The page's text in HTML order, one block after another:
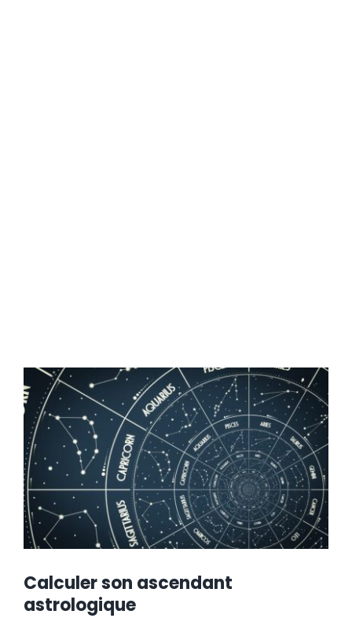
Calculer son ascendant
astrologique